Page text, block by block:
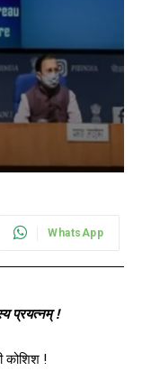
WhatsApp
प्रयत्नम् !
कोशिश !